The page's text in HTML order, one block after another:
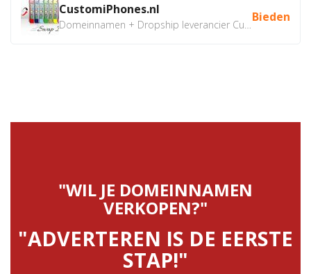
CustomiPhones.nl Bieden
"WIL JE DOMEINNAMEN
VERKOPEN?"
"ADVERTEREN IS DE EERSTE
STAP!"